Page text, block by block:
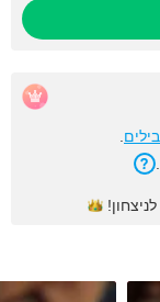
לניצחון!